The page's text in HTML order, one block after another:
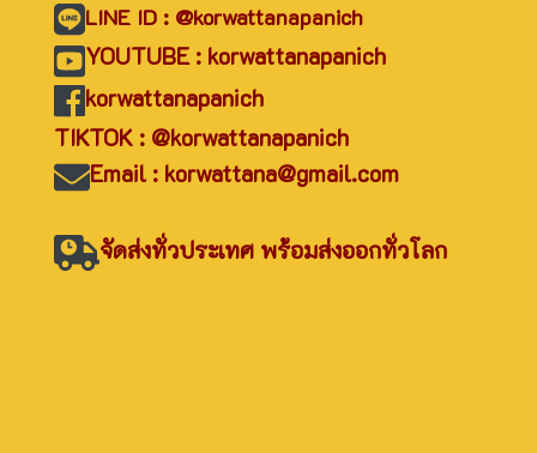
LINE ID : @korwattanapanich
YOUTUBE : korwattanapanich
korwattanapanich
TIKTOK : @korwattanapanich
Email : korwattana@gmail.com
จัดส่งทั่วประเทศ พร้อมส่งออกทั่วโลก